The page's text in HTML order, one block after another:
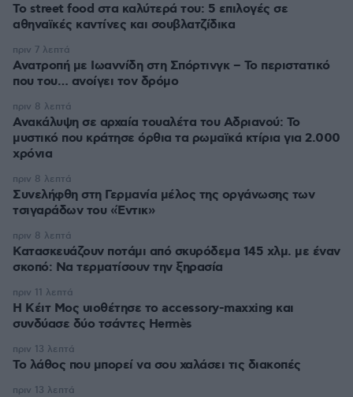
Το street food στα καλύτερά του: 5 επιλογές σε
αθηναϊκές καντίνες και σουβλατζίδικα
Ανατροπή με Ιωαννίδη στη Σπόρτινγκ – Το περιστατικό
που του… ανοίγει τον δρόμο
πριν 7 λεπτά
Ανακάλυψη σε αρχαία τουαλέτα του Αδριανού: Το
μυστικό που κράτησε όρθια τα ρωμαϊκά κτίρια για 2.000
χρόνια
πριν 8 λεπτά
Συνελήφθη στη Γερμανία μέλος της οργάνωσης των
τσιγαράδων του «Έντικ»
πριν 8 λεπτά
Κατασκευάζουν ποτάμι από σκυρόδεμα 145 χλμ. με έναν
σκοπό: Να τερματίσουν την ξηρασία
πριν 8 λεπτά
Η Κέιτ Μος υιοθέτησε τo accessory-maxxing και
συνδύασε δύο τσάντες Hermès
πριν 11 λεπτά
Το λάθος που μπορεί να σου χαλάσει τις διακοπές
πριν 13 λεπτά
πριν 13 λεπτά